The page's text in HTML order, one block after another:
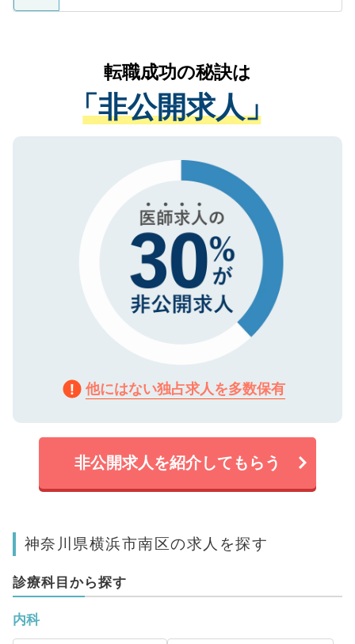
ているすべての個人データはご本人の許可
は、個人情報の取り扱いについての厳密な
管理基準を満たした事業者のみに付与され
る、プライバシーマークを取得済みです。
ご登録いただいた個人情報は、SSL（デー
で、機密保持に関してもご安心ください。
かがいして、現在の医療機関の状況や紹介
経験をまじえながら、適切なアドバイスを
させていただきます。すぐにご転職をされ
ない方には、長期的なサポートが可能です
ので、まずはご登録ください。
転職成功の秘訣は
「非公開求人」
他にはない独占求人を多数保有
非公開求人を紹介してもらう
神奈川県横浜市南区の求人を探す
診療科目から探す
内科